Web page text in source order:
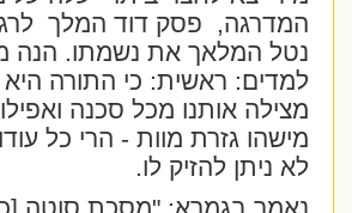
המדרגה, פסק דוד המלך לרגע
נטל המלאך את נשמתו. הנה
למדים: ראשית: כי התורה היא
מצילה אותנו מכל סכנה ואפילו
מישהו גזרת מוות - הרי כל
לא ניתן להזיק לו.